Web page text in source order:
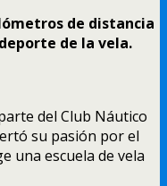
de distancia
de la vela.
del Club Náutico
su pasión por el
una escuela de vela